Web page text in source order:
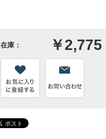
在庫： ￥2,775